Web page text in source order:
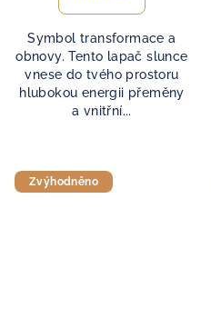
Symbol transformace a
obnovy. Tento lapač slunce
vnese do tvého prostoru
hlubokou energii přeměny
a vnitřní...
Zvýhodněno